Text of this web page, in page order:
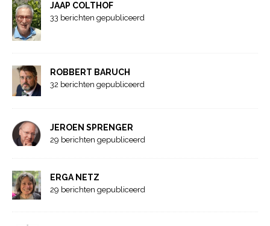
JAAP COLTHOF
33 berichten gepubliceerd
ROBBERT BARUCH
32 berichten gepubliceerd
JEROEN SPRENGER
29 berichten gepubliceerd
ERGA NETZ
29 berichten gepubliceerd